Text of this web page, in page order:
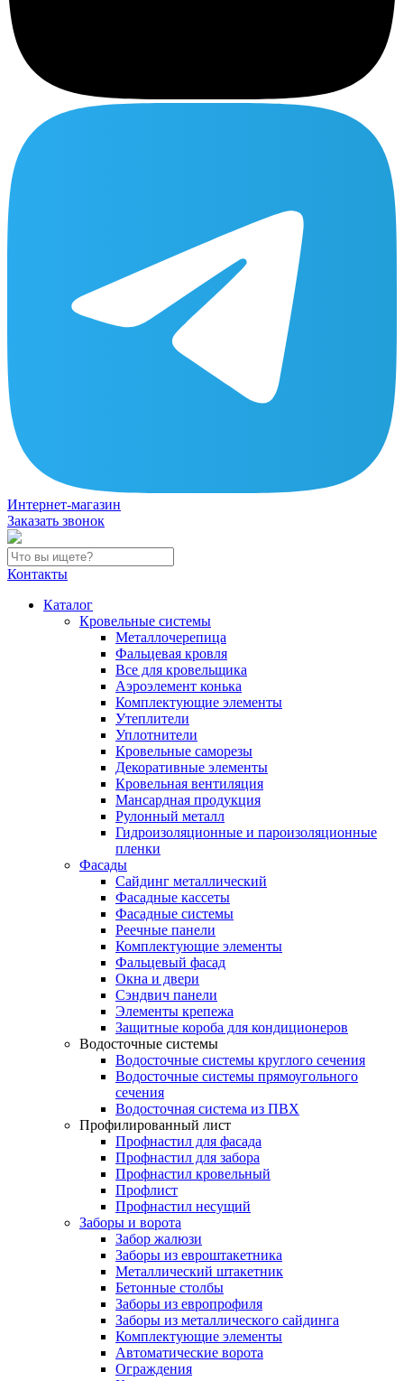
Интернет-магазин
Заказать звонок
Контакты
Каталог
Кровельные системы
Металлочерепица
Фальцевая кровля
Все для кровельщика
Аэроэлемент конька
Комплектующие элементы
Утеплители
Уплотнители
Кровельные саморезы
Декоративные элементы
Кровельная вентиляция
Мансардная продукция
Рулонный металл
Гидроизоляционные и пароизоляционные
пленки
Фасады
Сайдинг металлический
Фасадные кассеты
Фасадные системы
Реечные панели
Комплектующие элементы
Фальцевый фасад
Окна и двери
Сэндвич панели
Элементы крепежа
Защитные короба для кондиционеров
Водосточные системы
Водосточные системы круглого сечения
Водосточные системы прямоугольного
сечения
Водосточная система из ПВХ
Профилированный лист
Профнастил для фасада
Профнастил для забора
Профнастил кровельный
Профлист
Профнастил несущий
Заборы и ворота
Забор жалюзи
Заборы из евроштакетника
Металлический штакетник
Бетонные столбы
Заборы из европрофиля
Заборы из металлического сайдинга
Комплектующие элементы
Автоматические ворота
Ограждения